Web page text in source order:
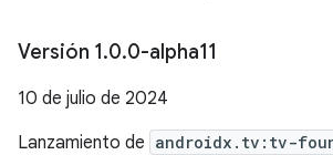
Versión 1.0.0-alpha11
10 de julio de 2024
Lanzamiento de androidx.tv:tv-